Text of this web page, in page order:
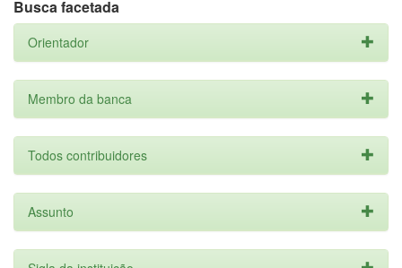
Busca facetada
Orientador
Membro da banca
Todos contribuidores
Assunto